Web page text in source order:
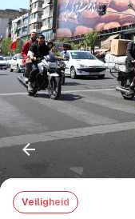
Veiligheid